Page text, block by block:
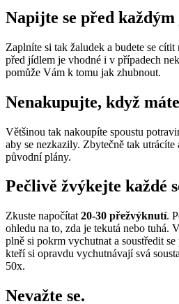
Napijte se před
Zaplníte si tak žaludek a budete se
před jídlem je vhodné i v případech
pomůže Vám k tomu jak zhubnout.
Nenakupujte, když
Většinou tak nakoupíte spoustu
aby se nezkazily. Zbytečně tak utrácíte
původní plány.
Pečlivě žvýkejte každé
Zkuste napočítat 20-30 přežvýknutí.
ohledu na to, zda je tekutá nebo tuhá.
plně si pokrm vychutnat a soustředit
kteří si opravdu vychutnávají svá
50x.
Nevažte se.